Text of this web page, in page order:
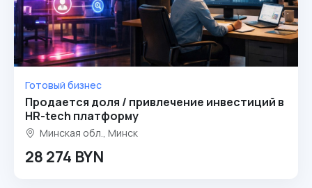
Готовый бизнес
Продается доля / привлечение инвестиций в
HR-tech платформу
Минская обл., Минск
28 274 BYN